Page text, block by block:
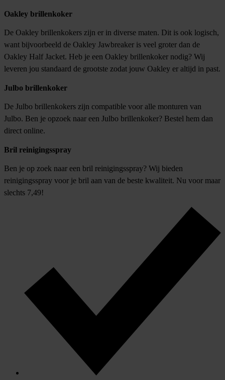
Oakley brillenkoker
De Oakley brillenkokers zijn er in diverse maten. Dit is ook logisch,
want bijvoorbeeld de Oakley Jawbreaker is veel groter dan de
Oakley Half Jacket. Heb je een Oakley brillenkoker nodig? Wij
leveren jou standaard de grootste zodat jouw Oakley er altijd in past.
Julbo brillenkoker
De Julbo brillenkokers zijn compatible voor alle monturen van
Julbo. Ben je opzoek naar een Julbo brillenkoker? Bestel hem dan
direct online.
Bril reinigingsspray
Ben je op zoek naar een bril reinigingsspray? Wij bieden
reinigingsspray voor je bril aan van de beste kwaliteit. Nu voor maar
slechts 7,49!